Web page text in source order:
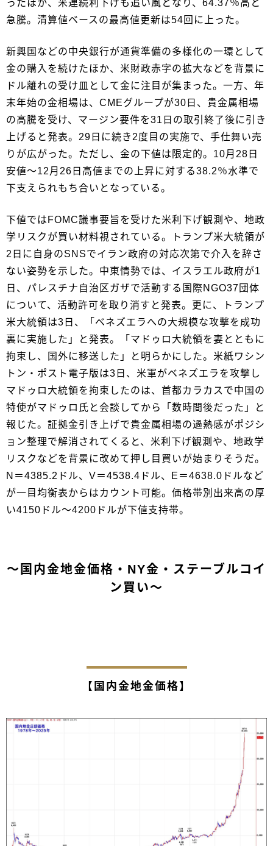
ったほか、米連続利下げも追い風となり、64.37％高と
急騰。清算値ベースの最高値更新は54回に上った。
新興国などの中央銀行が通貨準備の多様化の一環として
金の購入を続けたほか、米財政赤字の拡大などを背景に
ドル離れの受け皿として金に注目が集まった。一方、年
末年始の金相場は、CMEグループが30日、貴金属相場
の高騰を受け、マージン要件を31日の取引終了後に引き
上げると発表。29日に続き2度目の実施で、手仕舞い売
りが広がった。ただし、金の下値は限定的。10月28日
安値～12月26日高値までの上昇に対する38.2％水準で
下支えられもち合いとなっている。
下値ではFOMC議事要旨を受けた米利下げ観測や、地政
学リスクが買い材料視されている。トランプ米大統領が
2日に自身のSNSでイラン政府の対応次第で介入を辞さ
ない姿勢を示した。中東情勢では、イスラエル政府が1
日、パレスチナ自治区ガザで活動する国際NGO37団体
について、活動許可を取り消すと発表。更に、トランプ
米大統領は3日、「ベネズエラへの大規模な攻撃を成功
裏に実施した」と発表。「マドゥロ大統領を妻とともに
拘束し、国外に移送した」と明らかにした。米紙ワシン
トン・ポスト電子版は3日、米軍がベネズエラを攻撃し
マドゥロ大統領を拘束したのは、首都カラカスで中国の
特使がマドゥロ氏と会談してから「数時間後だった」と
報じた。証拠金引き上げで貴金属相場の過熱感がポジシ
ョン整理で解消されてくると、米利下げ観測や、地政学
リスクなどを背景に改めて押し目買いが始まりそうだ。
N＝4385.2ドル、V＝4538.4ドル、E＝4638.0ドルなど
が一目均衡表からはカウント可能。価格帯別出来高の厚
い4150ドル～4200ドルが下値支持帯。
～国内金地金価格・NY金・ステーブルコイ
ン買い～
【国内金地金価格】